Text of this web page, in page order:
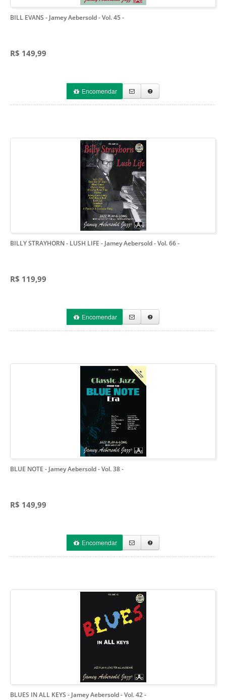
BILL EVANS - Jamey Aebersold - Vol. 45-
R$ 149,99
Encomendar
BILLY STRAYHORN - LUSH LIFE - Jamey Aebersold - Vol. 66-
R$ 119,99
Encomendar
BLUE NOTE - Jamey Aebersold - Vol. 38-
R$ 149,99
Encomendar
BLUES IN ALL KEYS - Jamey Aebersold - Vol. 42-